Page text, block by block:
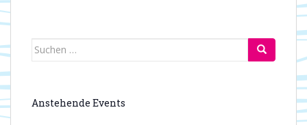
Suchen
Anstehende Events